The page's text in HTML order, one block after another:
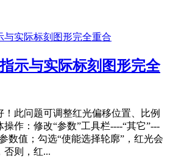
示与实际标刻图形完全
！此问题可调整红光偏移位置、比例
作：修改“参数”工具栏----“其它”---
数值；勾选“使能选择轮廓”，红光会
否则，红...